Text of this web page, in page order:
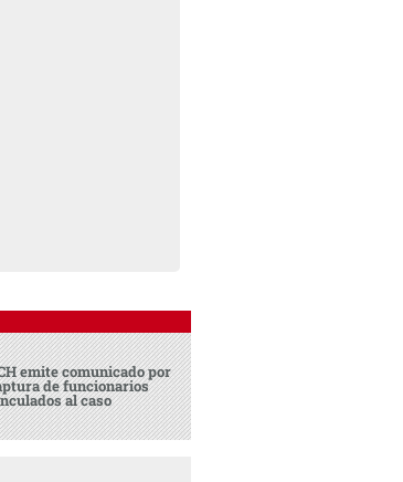
emite comunicado por
de funcionarios
al caso